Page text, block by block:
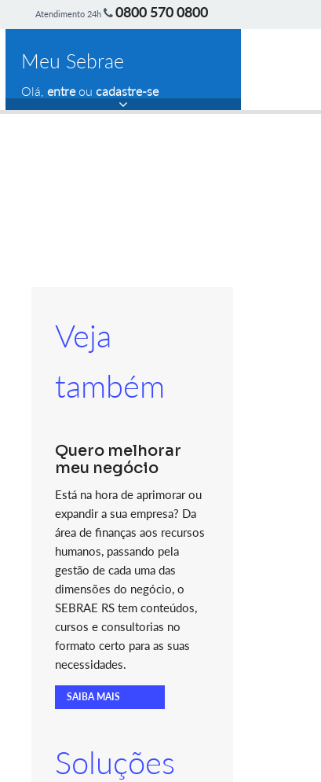
Atendimento 24h 0800 570 0800
Meu Sebrae
Olá, entreou cadastre-se
Veja
também
Quero melhorar
meu negócio
Está na hora de aprimorar ou
expandir a sua empresa? Da
área de finanças aos recursos
humanos, passando pela
gestão de cada uma das
dimensões do negócio, o
SEBRAE RS tem conteúdos,
cursos e consultorias no
formato certo para as suas
necessidades.
SAIBA MAIS
Soluções